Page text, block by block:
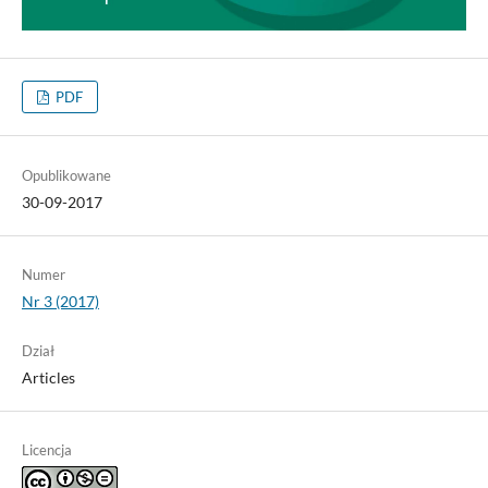
PDF
Opublikowane
30-09-2017
Numer
Nr 3 (2017)
Dział
Articles
Licencja